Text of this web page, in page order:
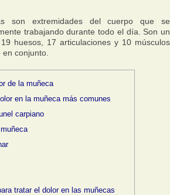
son extremidades del cuerpo que se
trabajando durante todo el día. Son un
huesos, 17 articulaciones y 10 músculos
conjunto.
de la muñeca
en la muñeca más comunes
carpiano
tratar el dolor en las muñecas